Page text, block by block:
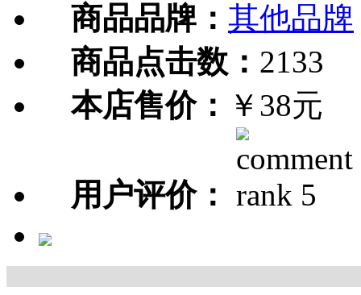
商品品牌： 其他品牌
商品点击数： 2133
本店售价： ￥38元
用户评价：